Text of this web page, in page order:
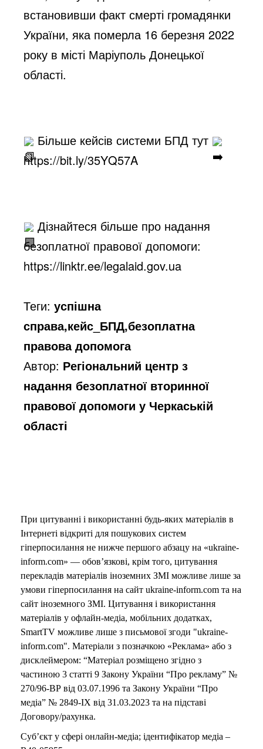
встановивши факт смерті громадянки
України, яка померла 16 березня 2022
року в місті Маріуполь Донецької
області.
Більше кейсів системи БПД тут
https://bit.ly/35YQ57A
Дізнайтеся більше про надання
https://linktr.ee/legalaid.gov.ua
Теги:успішна
справа,кейс_БПД,безоплатна
правова допомога
Автор: Регіональний центр з
надання безоплатної вторинної
правової допомоги у Черкаській
області
При цитуванні і використанні будь-яких матеріалів в
Інтернеті відкриті для пошукових систем
гіперпосилання не нижче першого абзацу на «ukraine-
inform.com» — обов’язкові, крім того, цитування
перекладів матеріалів іноземних ЗМІ можливе лише за
умови гіперпосилання на сайт ukraine-inform.com та на
сайт іноземного ЗМІ. Цитування і використання
матеріалів у офлайн-медіа, мобільних додатках,
SmartTV можливе лише з письмової згоди "ukraine-
inform.com". Матеріали з позначкою «Реклама» або з
дисклеймером: “Матеріал розміщено згідно з
частиною 3 статті 9 Закону України “Про рекламу” №
270/96-ВР від 03.07.1996 та Закону України “Про
медіа” № 2849-IX від 31.03.2023 та на підставі
Договору/рахунка.
Суб’єкт у сфері онлайн-медіа; ідентифікатор медіа –